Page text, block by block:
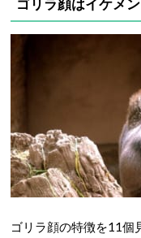
ゴリラ顔はイケメ
ゴリラ顔の特徴を11個